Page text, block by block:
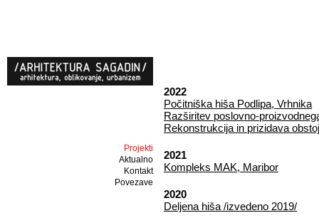
Projekti
Aktualno
Kontakt
Povezave
2022
Počitniška hiša Podlipa, Vrhnika
Razširitev poslovno-
Rekonstrukcija in prizidava
2021
Kompleks MAK, Maribor
2020
Deljena hiša /izvedeno 2019/